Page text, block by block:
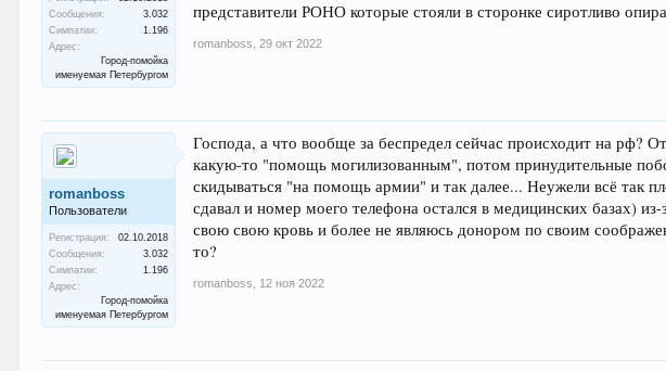
Сообщения:
3.032
Симпатии:
1.196
Адрес:
Город-помойка
именуемая Петербургом
представители РОНО которые стояли в сторонке сиротливо
romanboss 29 окт 2022
romanboss
Пользователи
Регистрация:
02.10.2018
Сообщения:
3.032
Симпатии:
1.196
Адрес:
Город-помойка
именуемая Петербургом
Господа, а что вообще за беспредел сейчас происходит на рф?
какую-то "помощь могилизованным", потом принудительные
скидываться "на помощь армии" и так далее... Неужели всё так
сдавал и номер моего телефона остался в медицинских базах)
свою свою кровь и более не являюсь донором по своим
то?
romanboss 12 ноя 2022